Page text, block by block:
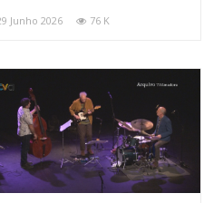
Junho 2026 76 K